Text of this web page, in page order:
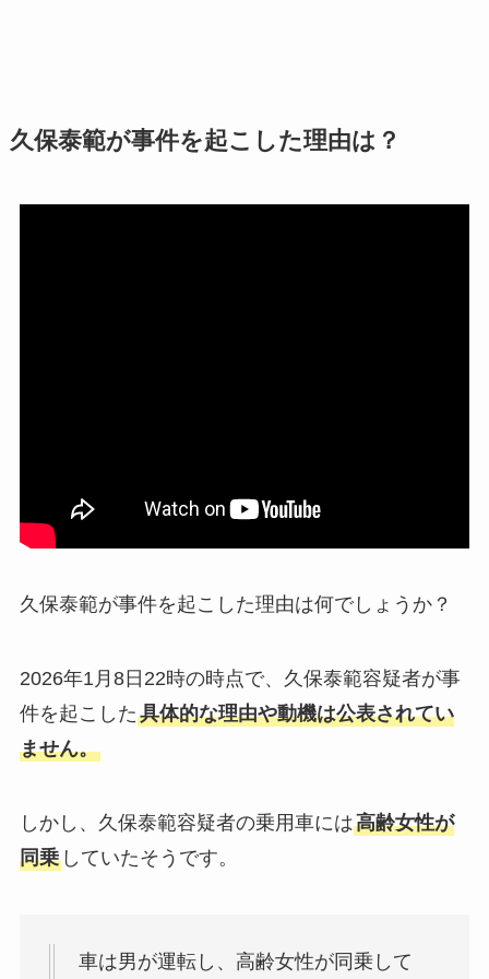
久保泰範が事件を起こした理由は？
久保泰範が事件を起こした理由は何でしょうか？
2026年1月8日22時の時点で、久保泰範容疑者が事
件を起こした具体的な理由や動機は公表されてい
ません。
しかし、久保泰範容疑者の乗用車には高齢女性が
同乗していたそうです。
車は男が運転し、高齢女性が同乗して